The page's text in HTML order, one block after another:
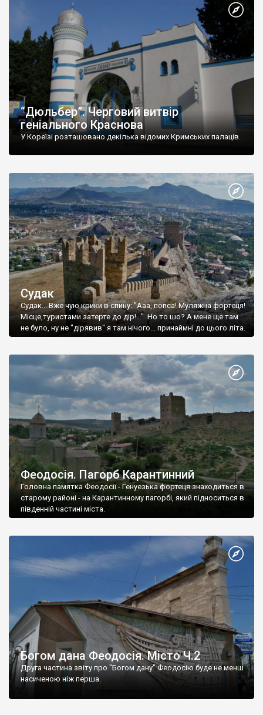
“Дюльбер”. Черговий витвір
геніального Краснова
У Кореїзі розташовано декілька відомих Кримських палаців.
Судак
Судак... Вже чую крики в спину: "Ааа, попса! Муляжна фортеця!
Місце,туристами затерте до дір!..." Но то шо? А мене ще там
не було, ну не "дірявив" я там нічого... принаймні до цього літа.
Феодосія. Пагорб Карантинний
Головна памятка Феодосії - Генуезька фортеця знаходиться в
старому районі - на Карантинному пагорбі, який підноситься в
південній частині міста.
Богом дана Феодосія. Місто Ч.2
Друга частина звіту про "Богом дану" Феодосію буде не менш
насиченою ніж перша.